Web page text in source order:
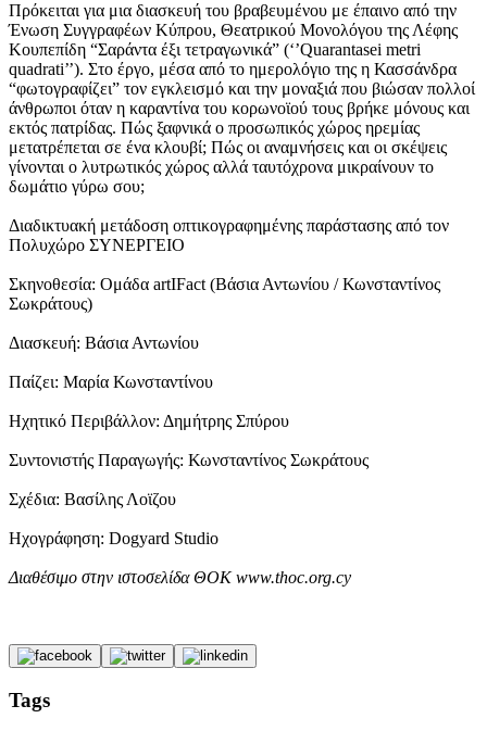
Πρόκειται για μια διασκευή του βραβευμένου με έπαινο από την
Ένωση Συγγραφέων Κύπρου, Θεατρικού Μονολόγου της Λέφης
Κουπεπίδη “Σαράντα έξι τετραγωνικά” (‘’Quarantasei metri
quadrati’’). Στο έργο, μέσα από το ημερολόγιο της η Κασσάνδρα
“φωτογραφίζει” τον εγκλεισμό και την μοναξιά που βιώσαν πολλοί
άνθρωποι όταν η καραντίνα του κορωνοϊού τους βρήκε μόνους και
εκτός πατρίδας. Πώς ξαφνικά ο προσωπικός χώρος ηρεμίας
μετατρέπεται σε ένα κλουβί; Πώς οι αναμνήσεις και οι σκέψεις
γίνονται ο λυτρωτικός χώρος αλλά ταυτόχρονα μικραίνουν το
δωμάτιο γύρω σου;
Διαδικτυακή μετάδοση οπτικογραφημένης παράστασης από τον
Πολυχώρο ΣΥΝΕΡΓΕΙΟ
Σκηνοθεσία: Ομάδα artIFact (Βάσια Αντωνίου / Κωνσταντίνος
Σωκράτους)
Διασκευή: Βάσια Αντωνίου
Παίζει: Μαρία Κωνσταντίνου
Ηχητικό Περιβάλλον: Δημήτρης Σπύρου
Συντονιστής Παραγωγής: Κωνσταντίνος Σωκράτους
Σχέδια: Βασίλης Λοϊζου
Ηχογράφηση: Dogyard Studio
Διαθέσιμο στην ιστοσελίδα ΘΟΚ www.thoc.org.cy
Tags